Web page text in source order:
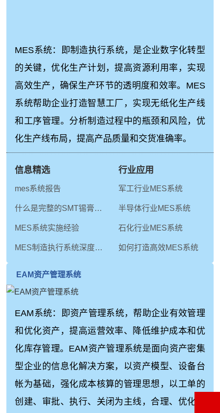
MES系统：即制造执行系统，是企业数字化转型
的关键，优化生产计划，提高资源利用率，实现
高效生产，确保生产环节的透明度和效率。MES
系统帮助企业打造智慧工厂，实现无纸化生产线
和工序管理。分析制造过程中的瓶颈和风险，优
化生产线布局，提高产品质量和交货准确率。
信息精选
mes系统报告
什么是完整的SMT锡膏印刷工艺
MES系统实施经验
MES制造执行系统深度解析：从技术内核到未来演进
行业应用
军工行业MES系统
半导体行业MES系统
石化行业MES系统
如何打造高效MES系统
EAM资产管理系统
EAM系统：即资产管理系统，帮助企业有效管理
和优化资产，提高运营效率、降低维护成本和优
化库存管理。EAM资产管理系统是面向资产密集
型企业的信息化解决方案，以资产模型、设备台
帐为基础，强化成本核算的管理思想，以工单的
创建、审批、执行、关闭为主线，合理、优化地